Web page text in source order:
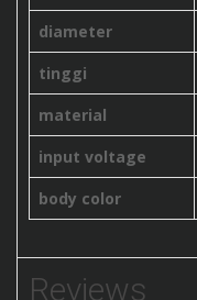
diameter
tinggi
material
input voltage
body color
Reviews